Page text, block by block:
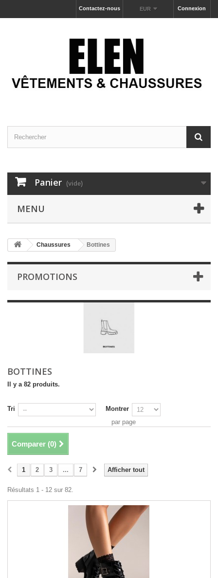
Connexion
EUR
Contactez-nous
Panier (vide)
MENU
Chaussures Bottines
PROMOTIONS
BOTTINES
Il y a 82 produits.
Tri
Montrer
par page
Comparer (0)
Afficher tout
1 2 3 ... 7
Résultats 1 - 12 sur 82.